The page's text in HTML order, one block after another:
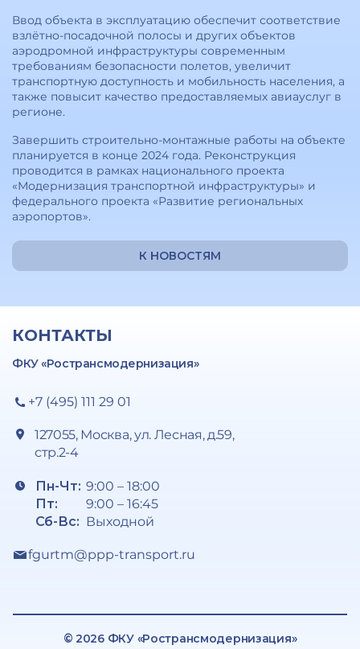
Ввод объекта в эксплуатацию обеспечит соответствие
взлётно-посадочной полосы и других объектов
аэродромной инфраструктуры современным
требованиям безопасности полетов, увеличит
транспортную доступность и мобильность населения, а
также повысит качество предоставляемых авиауслуг в
регионе.
Завершить строительно-монтажные работы на объекте
планируется в конце 2024 года. Реконструкция
проводится в рамках национального проекта
«Модернизация транспортной инфраструктуры» и
федерального проекта «Развитие региональных
аэропортов».
К НОВОСТЯМ
КОНТАКТЫ
ФКУ «Ространсмодернизация»
+7 (495) 111 29 01
127055, Москва, ул. Лесная, д.59,
стр.2-4
Пн-Чт:
Пт:
Сб-Вс:
9:00 – 18:00
9:00 – 16:45
Выходной
fgurtm@ppp-transport.ru
© 2026 ФКУ «Ространсмодернизация»